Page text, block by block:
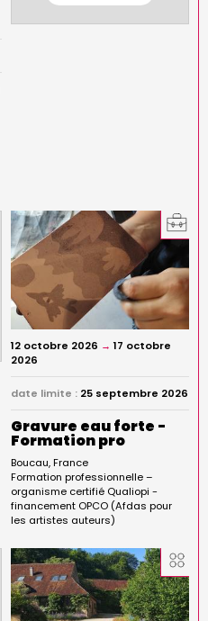
12 octobre 2026 → 17 octobre
2026
date limite : 25 septembre 2026
Gravure eau forte -
Formation pro
Boucau France
Formation professionnelle –
organisme certifié Qualiopi -
financement OPCO (Afdas pour
les artistes auteurs)